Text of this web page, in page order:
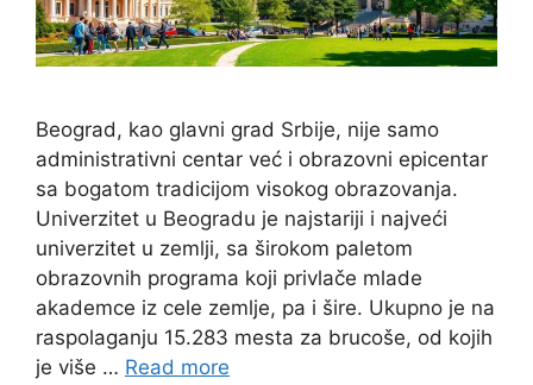
Beograd, kao glavni grad Srbije, nije samo
administrativni centar već i obrazovni epicentar
sa bogatom tradicijom visokog obrazovanja.
Univerzitet u Beogradu je najstariji i najveći
univerzitet u zemlji, sa širokom paletom
obrazovnih programa koji privlače mlade
akademce iz cele zemlje, pa i šire. Ukupno je na
raspolaganju 15.283 mesta za brucoše, od kojih
je više … Read more